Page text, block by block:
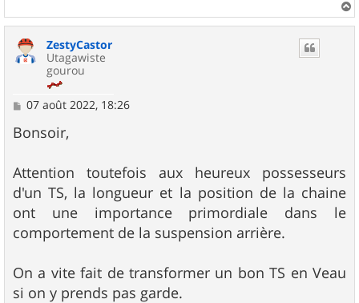
a
ZestyCastor
Utagawiste
gourou
M
s
s
g
e
07 août 2022, 18:26
Bonsoir,
Attention toutefois aux heureux possesseurs
d'un TS, la longueur et la position de la chaine
ont une importance primordiale dans le
comportement de la suspension arrière.
On a vite fait de transformer un bon TS en Veau
si on y prends pas garde.